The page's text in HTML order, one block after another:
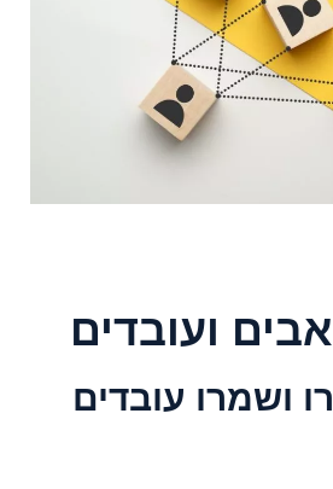
ועובדים
ושמרו עובדים